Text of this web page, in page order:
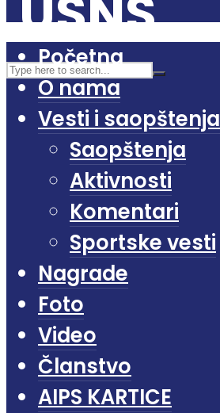
Početna
O nama
Vesti i saopštenja
Saopštenja
Aktivnosti
Komentari
Sportske vesti
Nagrade
Foto
Video
Članstvo
AIPS KARTICE